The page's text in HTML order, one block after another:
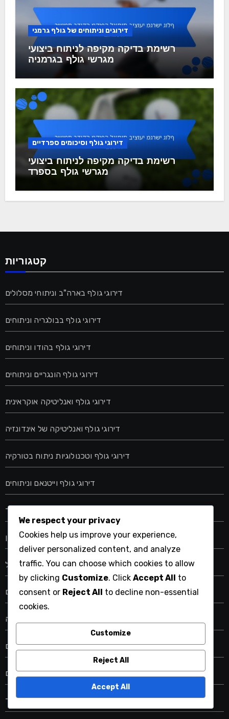
דירוגים וניתוחים של גולף גרמני
רשימת בדיקה מקיפה לניתוח ביצועי
מגרשי גולף בגרמניה
דירוגי גולף וסיכומים ספרדיים
רשימת בדיקה מקיפה לניתוח ביצועי
מגרשי גולף בספרד
קטגוריות
דירוגי גולף בארה"ב וניתוחי מסלולים
דירוגי גולף בבולגריה וניתוחים
דירוגי גולף בהודו וניתוחים
דירוגי גולף הונגריים וניתוחים
דירוגי גולף ואנליטיקה אוקראינית
דירוגי גולף ואנליטיקה של אינדונזיה
דירוגי גולף וטכנולוגיות ניתוח בטורקיה
דירוגי גולף וייטנאם וניתוחים
דירוגי גולף וניתוחי מסלולים הולנד
דירוגי גולף וניתוחים ביפן
דירוגי גולף וניתוחים בפורטוגל
דירוגי גולף וניתוחים ישראליים
דירוגי גולף וניתוחים של דרום קוריאה
דירוגי גולף וסיכומים סיניים
דירוגי גולף וסיכומים ספרדיים
דירוגי גולף ותובנות בתאילנד
We respect your privacy
Cookies help us improve your experience,
deliver personalized content, and analyze
traffic. You can choose which cookies to allow
by clicking Customize. Click Accept All to
consent or Reject All to decline non-essential
cookies.
Customize
Reject All
Accept All